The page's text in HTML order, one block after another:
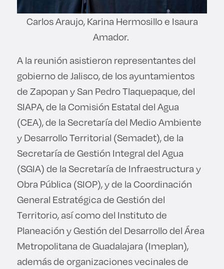
Carlos Araujo, Karina Hermosillo e Isaura
Amador.
A la reunión asistieron representantes del
gobierno de Jalisco, de los ayuntamientos
de Zapopan y San Pedro Tlaquepaque, del
SIAPA, de la Comisión Estatal del Agua
(CEA), de la Secretaría del Medio Ambiente
y Desarrollo Territorial (Semadet), de la
Secretaría de Gestión Integral del Agua
(SGIA) de la Secretaría de Infraestructura y
Obra Pública (SIOP), y de la Coordinación
General Estratégica de Gestión del
Territorio, así como del Instituto de
Planeación y Gestión del Desarrollo del Área
Metropolitana de Guadalajara (Imeplan),
además de organizaciones vecinales de